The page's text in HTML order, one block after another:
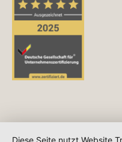
Diese Seite nutzt Website